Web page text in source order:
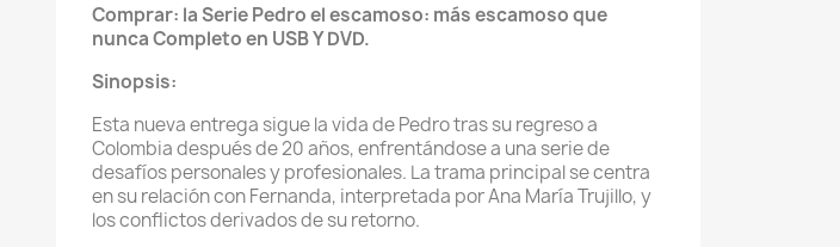
Comprar: la Serie Pedro el escamoso: más escamoso que
nunca Completo en USB Y DVD.
Sinopsis:
Esta nueva entrega sigue la vida de Pedro tras su regreso a
Colombia después de 20 años, enfrentándose a una serie de
desafíos personales y profesionales. La trama principal se centra
en su relación con Fernanda, interpretada por Ana María Trujillo, y
los conflictos derivados de su retorno.